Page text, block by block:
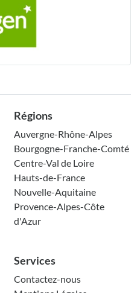
Régions
Auvergne-Rhône-Alpes
Bourgogne-Franche-Comté
Centre-Val de Loire
Hauts-de-France
Nouvelle-Aquitaine
Provence-Alpes-Côte
d'Azur
Services
Contactez-nous